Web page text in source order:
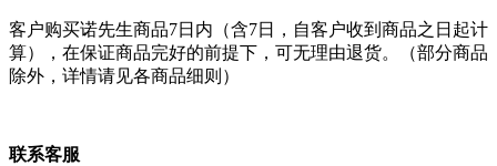
客户购买诺先生商品7日内（含7日，自客户收到商品之日起计
算），在保证商品完好的前提下，可无理由退货。（部分商品
除外，详情请见各商品细则）
联系客服